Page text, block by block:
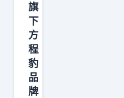
级
选
手
—
—
方
旗
下
方
程
豹
品
牌